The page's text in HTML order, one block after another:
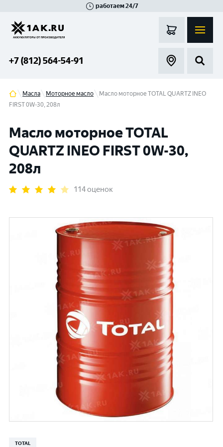
работаем 24/7
+7 (812) 564-54-91
Масла Моторное масло
Масло моторное TOTAL QUARTZ INEO
FIRST 0W-30, 208л
Масло моторное TOTAL
QUARTZ INEO FIRST 0W-30,
208л
114 оценок
TOTAL
Гатчина